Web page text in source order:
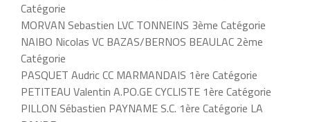
Catégorie
MORVAN Sebastien LVC TONNEINS 3ème Catégorie
NAIBO Nicolas VC BAZAS/BERNOS BEAULAC 2ème
Catégorie
PASQUET Audric CC MARMANDAIS 1ère Catégorie
PETITEAU Valentin A.PO.GE CYCLISTE 1ère Catégorie
PILLON Sébastien PAYNAME S.C. 1ère Catégorie LA